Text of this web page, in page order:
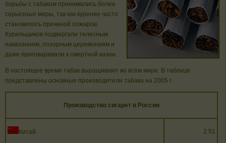
борьбы с табаком принимались более
серьезные меры, так как курение часто
становилось причиной пожаров.
Курильщиков подвергали телесным
наказаниям, позорным церемониям и
даже приговаривали к смертной казни.
В настоящее время табак выращивают во всём мире. В таблице
представлены основные производители табака на 2005 г.
Производство сигарет в России
Китай 2.51